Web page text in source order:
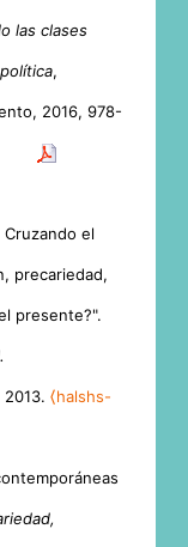
las clases
,
2016, 978-
el
precariedad,
presente?".
2013. ⟨halshs-